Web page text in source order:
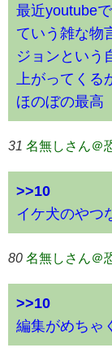
最近youtube
ていう雑な物
ジョンという
上がってく
ほのぼの最高
31 名無しさん＠
>>10
イケ犬のやつ
80 名無しさん＠
>>10
編集がめちゃ